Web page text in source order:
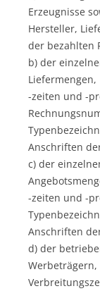
Erzeugnisse
Hersteller,
der bezahlten
b) der
Liefermengen,
-zeiten und -
Anschriften
c) der
-zeiten und -
Anschriften
d) der